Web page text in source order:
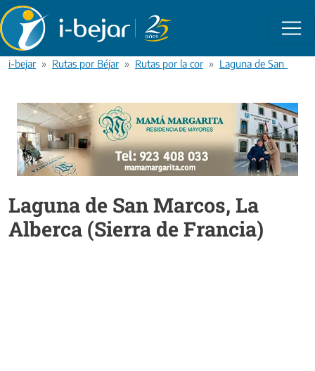
Pasar al contenido principal
i-bejar Rutas por Béjar Rutas por la comarca de Béjar
Laguna de San
Laguna de San Marcos, La
Alberca (Sierra de Francia)